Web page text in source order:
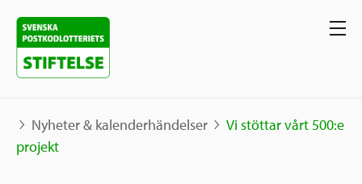
Nyheter & kalenderhändelser
Vi stöttar vårt 500:e
projekt